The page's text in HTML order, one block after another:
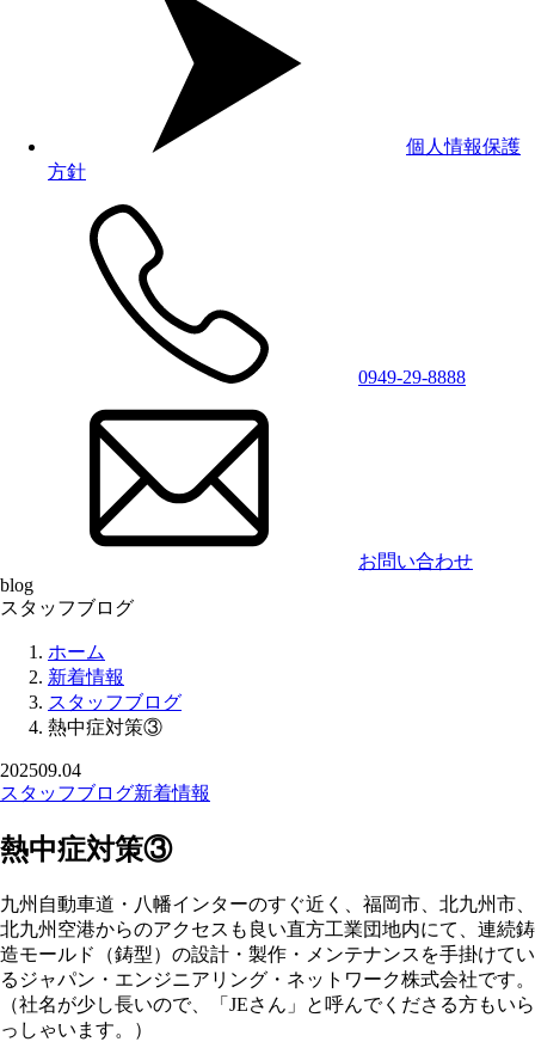
個人情報保護
方針
0949-29-8888
お問い合わせ
blog
スタッフブログ
ホーム
新着情報
スタッフブログ
熱中症対策③
202509.04
スタッフブログ新着情報
熱中症対策③
九州自動車道・八幡インターのすぐ近く、福岡市、北九州市、
北九州空港からのアクセスも良い直方工業団地内にて、連続鋳
造モールド（鋳型）の設計・製作・メンテナンスを手掛けてい
るジャパン・エンジニアリング・ネットワーク株式会社です。
（社名が少し長いので、「JEさん」と呼んでくださる方もいら
っしゃいます。）